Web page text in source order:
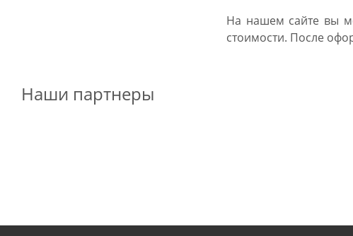
На нашем сайте вы
стоимости. После
Наши партнеры